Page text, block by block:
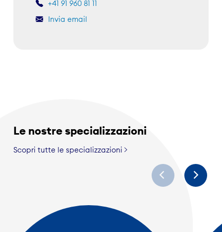
+41 91 960 81 11
Invia email
Le nostre specializzazioni
Scopri tutte le specializzazioni